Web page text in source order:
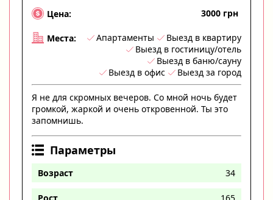
Цена: 3000 грн
Места: Апартаменты
Выезд в квартиру
Выезд в гостиницу/отель
Выезд в баню/сауну
Выезд в офис
Выезд за город
Я не для скромных вечеров. Со мной ночь будет
громкой, жаркой и очень откровенной. Ты это
запомнишь.
Параметры
Возраст 34